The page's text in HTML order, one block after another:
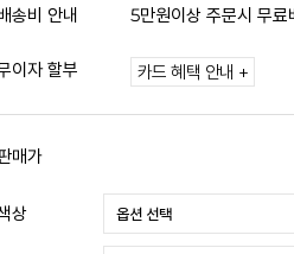
송비 안내 5만원이상 주문시 무
이자 할부 카드 혜택 안내 +
매가
상